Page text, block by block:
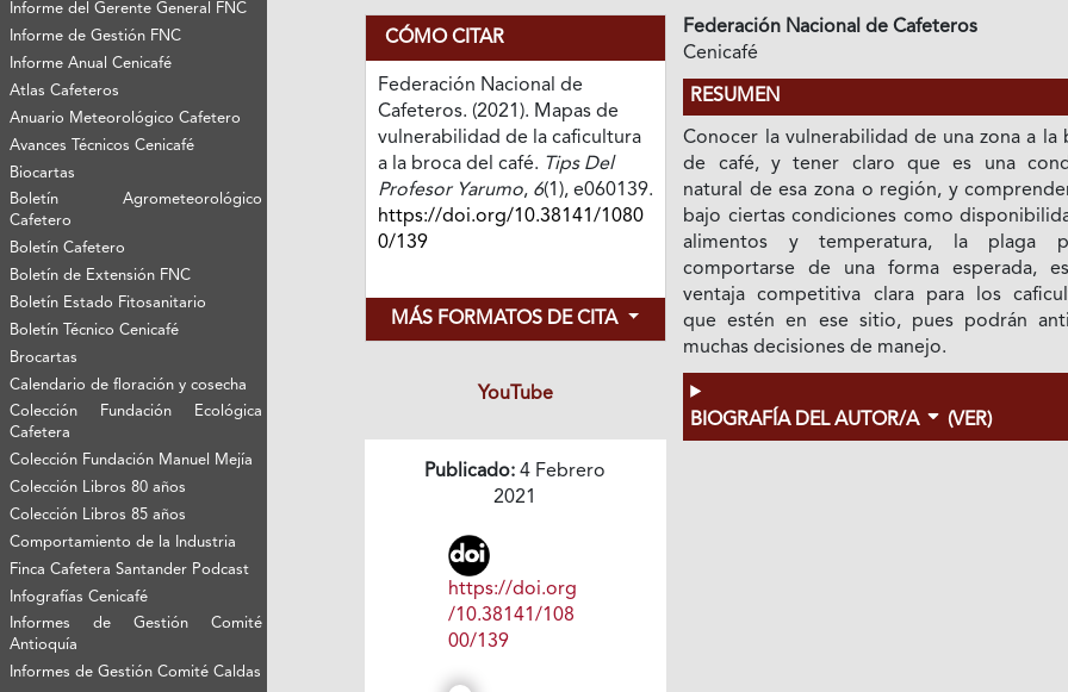
Informe del Gerente General FNC
Informe de Gestión FNC
Informe Anual Cenicafé
Atlas Cafeteros
Anuario Meteorológico Cafetero
Avances Técnicos Cenicafé
Biocartas
Boletín Agrometeorológico
Cafetero
Boletín Cafetero
Boletín de Extensión FNC
Boletín Estado Fitosanitario
Boletín Técnico Cenicafé
Brocartas
Calendario de floración y cosecha
Colección Fundación Ecológica
Cafetera
Colección Fundación Manuel Mejía
Colección Libros 80 años
Colección Libros 85 años
Comportamiento de la Industria
Finca Cafetera Santander Podcast
Infografías Cenicafé
Informes de Gestión Comité
Antioquía
Informes de Gestión Comité Caldas
CÓMO CITAR
Federación Nacional de
Cafeteros. (2021). Mapas de
vulnerabilidad de la caficultura
a la broca del café. Tips Del
Profesor Yarumo, 6(1), e060139.
https://doi.org/10.38141/1080
0/139
MÁS FORMATOS DE CITA
YouTube
Publicado: 4 Febrero
2021
https://doi.org
/10.38141/108
00/139
Federación Nacional de Cafeteros
Cenicafé
RESUMEN
Conocer la vulnerabilidad de una zona a la
de café, y tener claro que es una
natural de esa zona o región, y
bajo ciertas condiciones como
alimentos y temperatura, la plaga
comportarse de una forma esperada,
ventaja competitiva clara para los
que estén en ese sitio, pues podrán
muchas decisiones de manejo.
BIOGRAFÍA DEL AUTOR/A (VER)